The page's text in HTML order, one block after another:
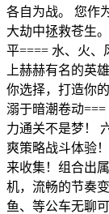
各自为战。 您作
大劫中拯救苍生
平==== 水、火、
上赫赫有名的英
你选择，打造你
溺于暗潮卷动
力通关不是梦！
爽策略战斗体验
来收集！组合出
机，流畅的节奏
鱼、等公车无聊